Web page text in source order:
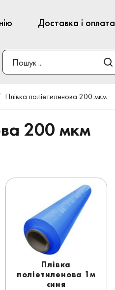
Доставка і оплата
Плівка поліетиленова 200 мкм
200 мкм
Плівка
поліетиленова 1м
синя